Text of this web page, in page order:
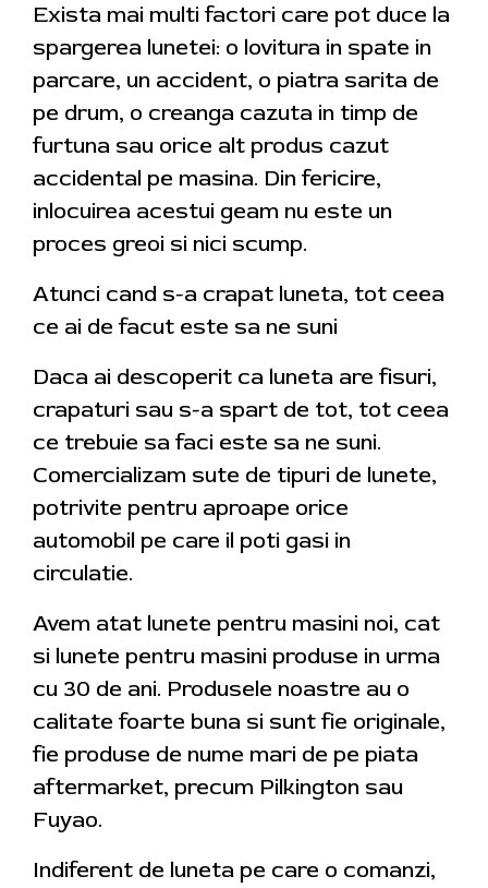
Exista mai multi factori care pot duce la
spargerea lunetei: o lovitura in spate in
parcare, un accident, o piatra sarita de
pe drum, o creanga cazuta in timp de
furtuna sau orice alt produs cazut
accidental pe masina. Din fericire,
inlocuirea acestui geam nu este un
proces greoi si nici scump.
Atunci cand s-a crapat luneta, tot ceea
ce ai de facut este sa ne suni
Daca ai descoperit ca luneta are fisuri,
crapaturi sau s-a spart de tot, tot ceea
ce trebuie sa faci este sa ne suni.
Comercializam sute de tipuri de lunete,
potrivite pentru aproape orice
automobil pe care il poti gasi in
circulatie.
Avem atat lunete pentru masini noi, cat
si lunete pentru masini produse in urma
cu 30 de ani. Produsele noastre au o
calitate foarte buna si sunt fie originale,
fie produse de nume mari de pe piata
aftermarket, precum Pilkington sau
Fuyao.
Indiferent de luneta pe care o comanzi,